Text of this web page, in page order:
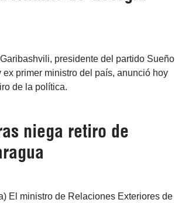
presidente del partido Sueño
primer ministro del país, anunció hoy
de la política.
niega retiro de
El ministro de Relaciones Exteriores de